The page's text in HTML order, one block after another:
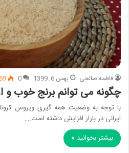
فاطمه صالحی بهمن 6, 1399 0
چگونه می توانم برنج خوب و
با توجه به وضعیت همه گیری ویروس
ایرانی در بازار افزایش داشته است.…
بیشتر بخوانید »